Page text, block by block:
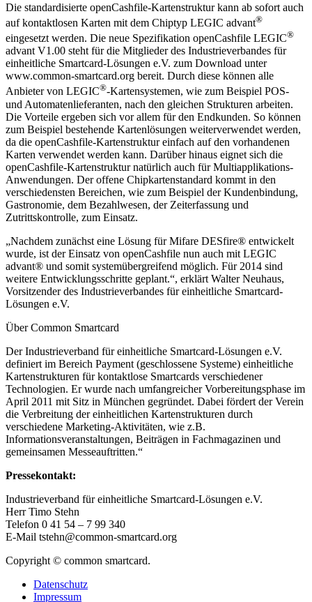
Die standardisierte openCashfile-Kartenstruktur kann ab sofort auch
auf kontaktlosen Karten mit dem Chiptyp LEGIC advant®
eingesetzt werden. Die neue Spezifikation openCashfile LEGIC®
advant V1.00 steht für die Mitglieder des Industrieverbandes für
einheitliche Smartcard-Lösungen e.V. zum Download unter
www.common-smartcard.org bereit. Durch diese können alle
Anbieter von LEGIC®-Kartensystemen, wie zum Beispiel POS-
und Automatenlieferanten, nach den gleichen Strukturen arbeiten.
Die Vorteile ergeben sich vor allem für den Endkunden. So können
zum Beispiel bestehende Kartenlösungen weiterverwendet werden,
da die openCashfile-Kartenstruktur einfach auf den vorhandenen
Karten verwendet werden kann. Darüber hinaus eignet sich die
openCashfile-Kartenstruktur natürlich auch für Multiapplikations-
Anwendungen. Der offene Chipkartenstandard kommt in den
verschiedensten Bereichen, wie zum Beispiel der Kundenbindung,
Gastronomie, dem Bezahlwesen, der Zeiterfassung und
Zutrittskontrolle, zum Einsatz.
„Nachdem zunächst eine Lösung für Mifare DESfire® entwickelt
wurde, ist der Einsatz von openCashfile nun auch mit LEGIC
advant® und somit systemübergreifend möglich. Für 2014 sind
weitere Entwicklungsschritte geplant.“, erklärt Walter Neuhaus,
Vorsitzender des Industrieverbandes für einheitliche Smartcard-
Lösungen e.V.
Über Common Smartcard
Der Industrieverband für einheitliche Smartcard-Lösungen e.V.
definiert im Bereich Payment (geschlossene Systeme) einheitliche
Kartenstrukturen für kontaktlose Smartcards verschiedener
Technologien. Er wurde nach umfangreicher Vorbereitungsphase im
April 2011 mit Sitz in München gegründet. Dabei fördert der Verein
die Verbreitung der einheitlichen Kartenstrukturen durch
verschiedene Marketing-Aktivitäten, wie z.B.
Informationsveranstaltungen, Beiträgen in Fachmagazinen und
gemeinsamen Messeauftritten.“
Pressekontakt:
Industrieverband für einheitliche Smartcard-Lösungen e.V.
Herr Timo Stehn
Telefon 0 41 54 – 7 99 340
E-Mail tstehn@common-smartcard.org
Copyright © common smartcard.
Datenschutz
Impressum